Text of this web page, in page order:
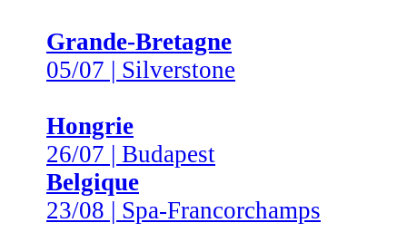
Grande-Bretagne
05/07 | Silverstone
Hongrie
26/07 | Budapest
Belgique
23/08 | Spa-Francorchamps